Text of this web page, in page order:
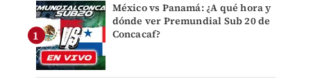
México vs Panamá: ¿A qué hora y
dónde ver Premundial Sub 20 de
Concacaf?